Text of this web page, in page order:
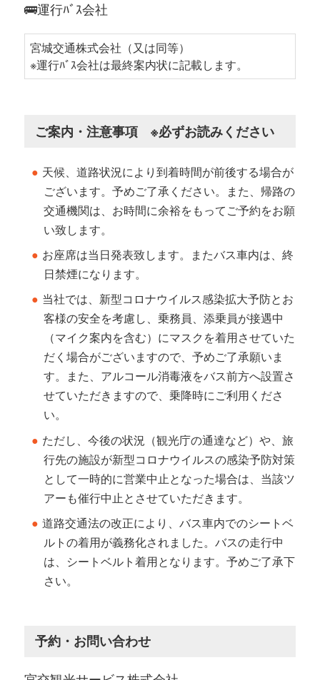
🚌運行ﾊﾞｽ会社
宮城交通株式会社（又は同等）
※運行ﾊﾞｽ会社は最終案内状に記載します。
ご案内・注意事項 ※必ずお読みください
天候、道路状況により到着時間が前後する場合が
ございます。予めご了承ください。また、帰路の
交通機関は、お時間に余裕をもってご予約をお願
い致します。
お座席は当日発表致します。またバス車内は、終
日禁煙になります。
当社では、新型コロナウイルス感染拡大予防とお
客様の安全を考慮し、乗務員、添乗員が接遇中
（マイク案内を含む）にマスクを着用させていた
だく場合がございますので、予めご了承願いま
す。また、アルコール消毒液をバス前方へ設置さ
せていただきますので、乗降時にご利用くださ
い。
ただし、今後の状況（観光庁の通達など）や、旅
行先の施設が新型コロナウイルスの感染予防対策
として一時的に営業中止となった場合は、当該ツ
アーも催行中止とさせていただきます。
道路交通法の改正により、バス車内でのシートベ
ルトの着用が義務化されました。バスの走行中
は、シートベルト着用となります。予めご了承下
さい。
予約・お問い合わせ